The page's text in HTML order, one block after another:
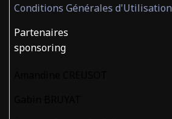
Conditions Générales d'Utilisation
Partenaires
sponsoring